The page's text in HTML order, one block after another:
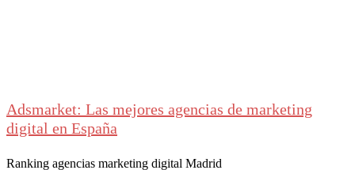
Adsmarket: Las mejores agencias de marketing
digital en España
Ranking agencias marketing digital Madrid